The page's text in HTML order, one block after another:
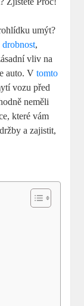
umýt?
drobnost,
vliv na
auto. Vtomto
vozu před
neměli
které vám
a zajistit,